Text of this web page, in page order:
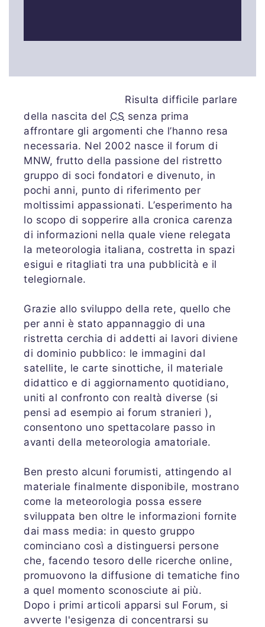
Risulta difficile parlare
della nascita del CS senza prima
affrontare gli argomenti che l’hanno resa
necessaria. Nel 2002 nasce il forum di
MNW, frutto della passione del ristretto
gruppo di soci fondatori e divenuto, in
pochi anni, punto di riferimento per
moltissimi appassionati. L’esperimento ha
lo scopo di sopperire alla cronica carenza
di informazioni nella quale viene relegata
la meteorologia italiana, costretta in spazi
esigui e ritagliati tra una pubblicità e il
telegiornale.
Grazie allo sviluppo della rete, quello che
per anni è stato appannaggio di una
ristretta cerchia di addetti ai lavori diviene
di dominio pubblico: le immagini dal
satellite, le carte sinottiche, il materiale
didattico e di aggiornamento quotidiano,
uniti al confronto con realtà diverse (si
pensi ad esempio ai forum stranieri ),
consentono uno spettacolare passo in
avanti della meteorologia amatoriale.
Ben presto alcuni forumisti, attingendo al
materiale finalmente disponibile, mostrano
come la meteorologia possa essere
sviluppata ben oltre le informazioni fornite
dai mass media: in questo gruppo
cominciano così a distinguersi persone
che, facendo tesoro delle ricerche online,
promuovono la diffusione di tematiche fino
a quel momento sconosciute ai più.
Dopo i primi articoli apparsi sul Forum, si
avverte l'esigenza di concentrarsi su